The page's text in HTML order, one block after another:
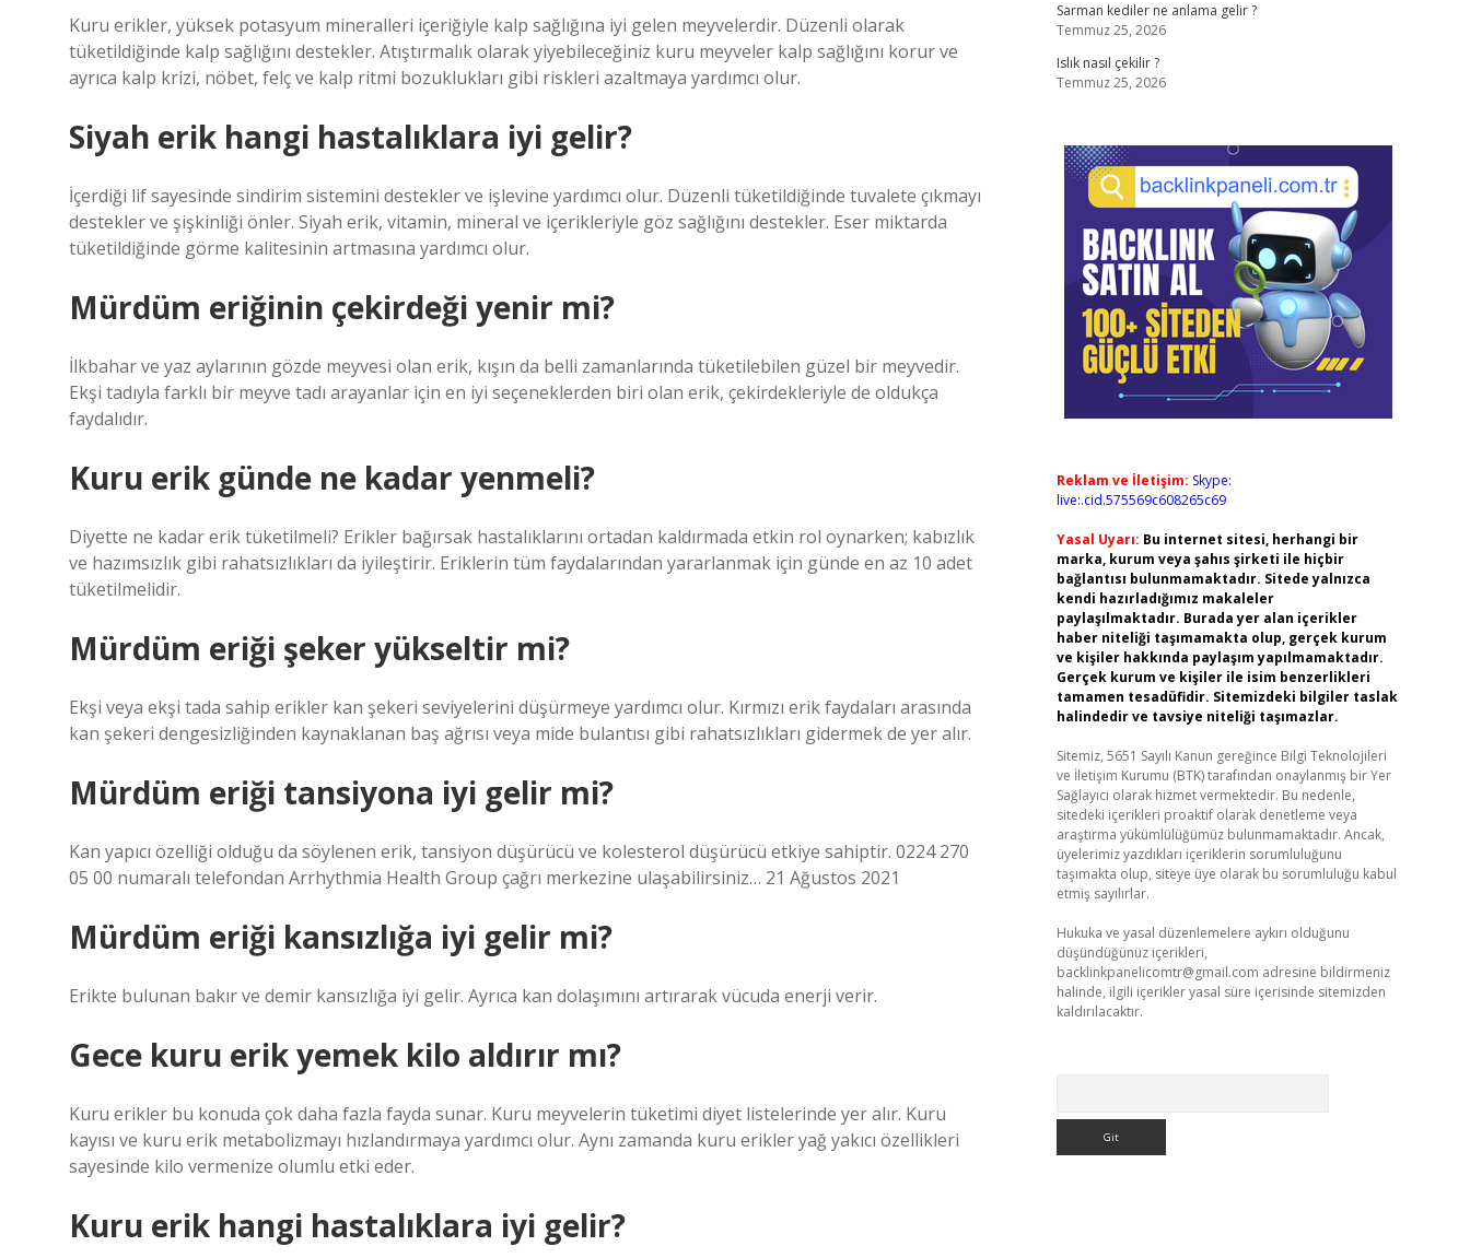
Kuru erikler, yüksek potasyum mineralleri içeriğiyle kalp sağlığına iyi gelen meyvelerdir. Düzenli olarak
tüketildiğinde kalp sağlığını destekler. Atıştırmalık olarak yiyebileceğiniz kuru meyveler kalp sağlığını korur ve
ayrıca kalp krizi, nöbet, felç ve kalp ritmi bozuklukları gibi riskleri azaltmaya yardımcı olur.
Siyah erik hangi hastalıklara iyi gelir?
İçerdiği lif sayesinde sindirim sistemini destekler ve işlevine yardımcı olur. Düzenli tüketildiğinde tuvalete çıkmayı
destekler ve şişkinliği önler. Siyah erik, vitamin, mineral ve içerikleriyle göz sağlığını destekler. Eser miktarda
tüketildiğinde görme kalitesinin artmasına yardımcı olur.
Mürdüm eriğinin çekirdeği yenir mi?
İlkbahar ve yaz aylarının gözde meyvesi olan erik, kışın da belli zamanlarında tüketilebilen güzel bir meyvedir.
Ekşi tadıyla farklı bir meyve tadı arayanlar için en iyi seçeneklerden biri olan erik, çekirdekleriyle de oldukça
faydalıdır.
Kuru erik günde ne kadar yenmeli?
Diyette ne kadar erik tüketilmeli? Erikler bağırsak hastalıklarını ortadan kaldırmada etkin rol oynarken; kabızlık
ve hazımsızlık gibi rahatsızlıkları da iyileştirir. Eriklerin tüm faydalarından yararlanmak için günde en az 10 adet
tüketilmelidir.
Mürdüm eriği şeker yükseltir mi?
Ekşi veya ekşi tada sahip erikler kan şekeri seviyelerini düşürmeye yardımcı olur. Kırmızı erik faydaları arasında
kan şekeri dengesizliğinden kaynaklanan baş ağrısı veya mide bulantısı gibi rahatsızlıkları gidermek de yer alır.
Mürdüm eriği tansiyona iyi gelir mi?
Kan yapıcı özelliği olduğu da söylenen erik, tansiyon düşürücü ve kolesterol düşürücü etkiye sahiptir. 0224 270
05 00 numaralı telefondan Arrhythmia Health Group çağrı merkezine ulaşabilirsiniz… 21 Ağustos 2021
Mürdüm eriği kansızlığa iyi gelir mi?
Erikte bulunan bakır ve demir kansızlığa iyi gelir. Ayrıca kan dolaşımını artırarak vücuda enerji verir.
Gece kuru erik yemek kilo aldırır mı?
Kuru erikler bu konuda çok daha fazla fayda sunar. Kuru meyvelerin tüketimi diyet listelerinde yer alır. Kuru
kayısı ve kuru erik metabolizmayı hızlandırmaya yardımcı olur. Aynı zamanda kuru erikler yağ yakıcı özellikleri
sayesinde kilo vermenize olumlu etki eder.
Kuru erik hangi hastalıklara iyi gelir?
Sarman kediler ne anlama gelir ?
Temmuz 25, 2026
Islık nasıl çekilir ?
Temmuz 25, 2026
Reklam ve İletişim: Skype:
live:.cid.575569c608265c69
Yasal Uyarı: Bu internet sitesi, herhangi bir
marka, kurum veya şahıs şirketi ile hiçbir
bağlantısı bulunmamaktadır. Sitede yalnızca
kendi hazırladığımız makaleler
paylaşılmaktadır. Burada yer alan içerikler
haber niteliği taşımamakta olup, gerçek kurum
ve kişiler hakkında paylaşım yapılmamaktadır.
Gerçek kurum ve kişiler ile isim benzerlikleri
tamamen tesadüfidir. Sitemizdeki bilgiler taslak
halindedir ve tavsiye niteliği taşımazlar.
Sitemiz, 5651 Sayılı Kanun gereğince Bilgi Teknolojileri
ve İletişim Kurumu (BTK) tarafından onaylanmış bir Yer
Sağlayıcı olarak hizmet vermektedir. Bu nedenle,
sitedeki içerikleri proaktif olarak denetleme veya
araştırma yükümlülüğümüz bulunmamaktadır. Ancak,
üyelerimiz yazdıkları içeriklerin sorumluluğunu
taşımakta olup, siteye üye olarak bu sorumluluğu kabul
etmiş sayılırlar.
Hukuka ve yasal düzenlemelere aykırı olduğunu
düşündüğünüz içerikleri,
backlinkpanelicomtr@gmail.com adresine bildirmeniz
halinde, ilgili içerikler yasal süre içerisinde sitemizden
kaldırılacaktır.